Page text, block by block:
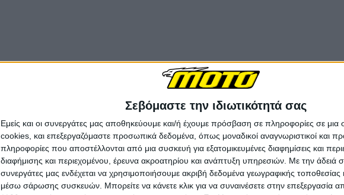
Σεβόμαστε την ιδιωτικότητά σας
Εμείς και οι συνεργάτες μας αποθηκεύουμε και/ή έχουμε πρόσβαση σε πληροφορίες σε
cookies, και επεξεργαζόμαστε προσωπικά δεδομένα, όπως μοναδικοί αναγνωριστικοί και
πληροφορίες που αποστέλλονται από μια συσκευή για εξατομικευμένες διαφημίσεις και
διαφήμισης και περιεχομένου, έρευνα ακροατηρίου και ανάπτυξη υπηρεσιών. Με την άδειά
συνεργάτες μας ενδέχεται να χρησιμοποιήσουμε ακριβή δεδομένα γεωγραφικής τοποθεσίας
μέσω σάρωσης συσκευών. Μπορείτε να κάνετε κλικ για να συναινέσετε στην επεξεργασία